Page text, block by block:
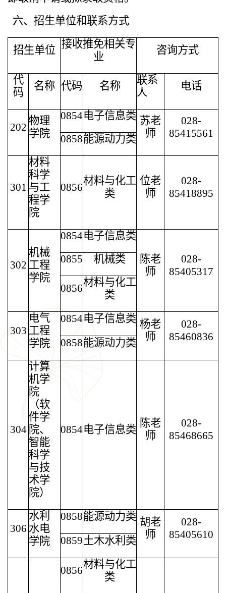
六、招生单位和联系方式
招生单位 接收推免相关专
业
咨询方式
代
码
名称 代码 名称
联系
人
电话
202
物理
学院
0854电子信息类 苏老
师
028-
85415561
0858能源动力类
301
材料
科学
与工
程学
院
0856
材料与化工
类
位老
师
028-
85418895
302
机械
工程
学院
0854电子信息类
陈老
师
028-
85405317
0855 机械类
0856材料与化工
类
303
电气
工程
学院
0854电子信息类 杨老
师
028-
85460836
0858能源动力类
304
计算
机学
院
（软
件学
院、
智能
科学
与技
术学
院）
0854电子信息类
陈老
师
028-
85468665
306
水利
水电
学院
0858能源动力类 胡老
师
028-
85405610
0859土木水利类
0856材料与化工
类